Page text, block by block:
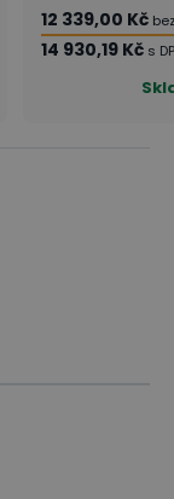
12 339,00 Kč
14 930,19 Kč s